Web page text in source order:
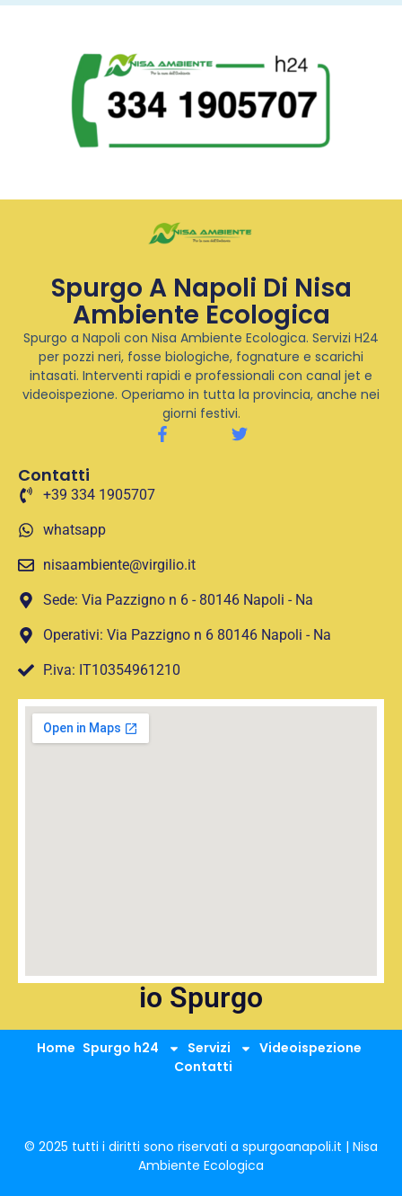
Spurgo A Napoli Di Nisa
Ambiente Ecologica
Spurgo a Napoli con Nisa Ambiente Ecologica. Servizi H24
per pozzi neri, fosse biologiche, fognature e scarichi
intasati. Interventi rapidi e professionali con canal jet e
videoispezione. Operiamo in tutta la provincia, anche nei
giorni festivi.
Contatti
+39 334 1905707
whatsapp
nisaambiente@virgilio.it
Sede: Via Pazzigno n 6 - 80146 Napoli - Na
Operativi: Via Pazzigno n 6 80146 Napoli - Na
P.iva: IT10354961210
io Spurgo
Home Spurgo h24 Servizi
Videoispezione
Contatti
© 2025 tutti i diritti sono riservati a spurgoanapoli.it | Nisa
Ambiente Ecologica